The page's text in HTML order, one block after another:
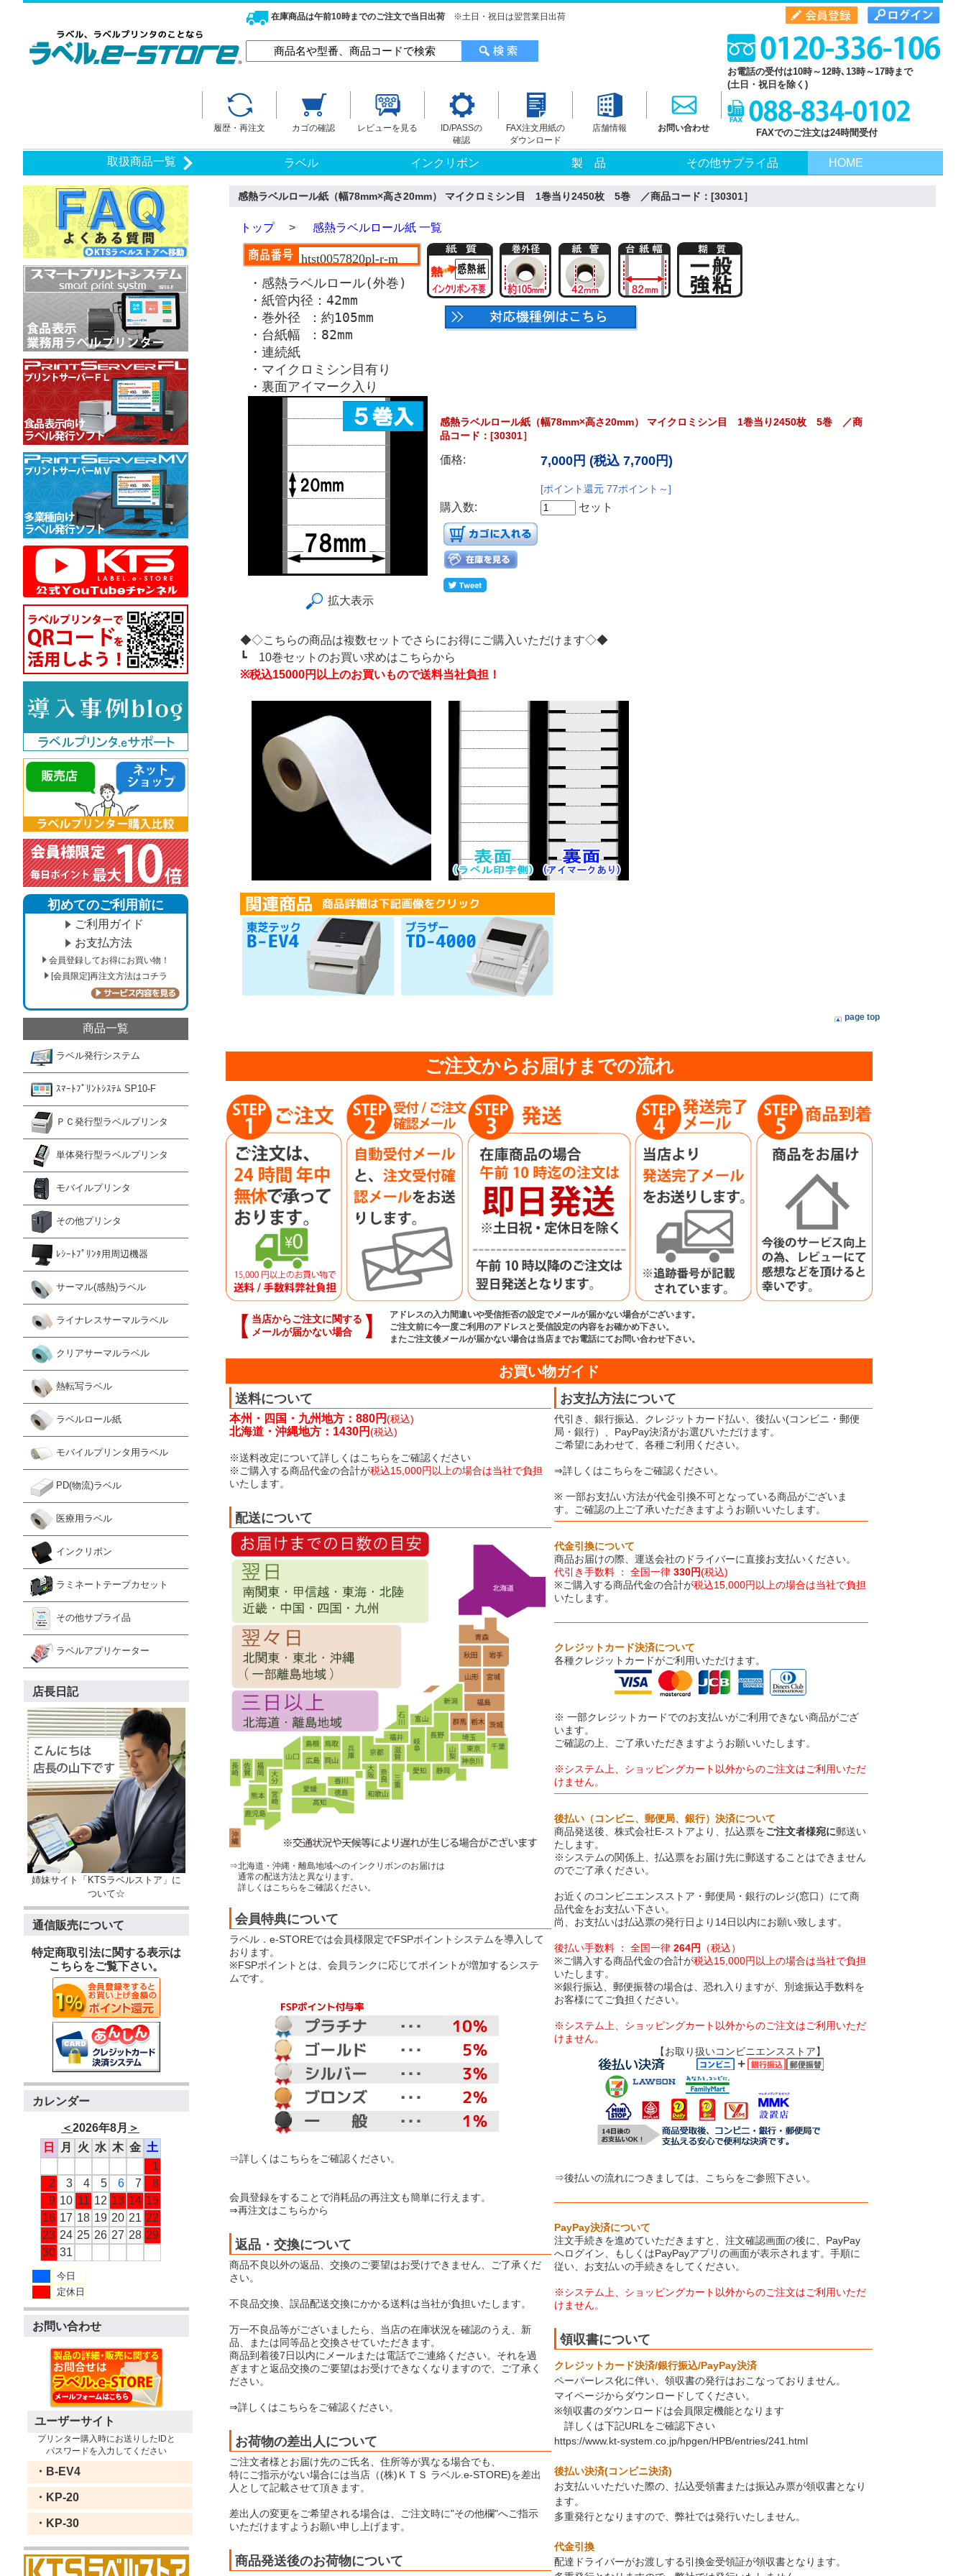
在庫商品は午前10時までのご注文で当日出荷 ※土日・祝日は翌営業日出荷
お電話の受付は10時～12時､13時～17時まで
(土日・祝日を除く)
履歴・再注文 カゴの確認 レビューを見る
ID/PASSの
確認
FAX注文用紙の
ダウンロード
店舗情報 お問い合わせ FAXでのご注文は24時間受付
取扱商品一覧 ラベル インクリボン 製 品 その他サプライ品 HOME
初めてのご利用前に
ご利用ガイド
お支払方法
会員登録してお得にお買い物！
[会員限定]再注文方法はコチラ
商品一覧
ラベル発行システム
ｽﾏｰﾄﾌﾟﾘﾝﾄｼｽﾃﾑ SP10-F
ＰＣ発行型ラベルプリンタ
単体発行型ラベルプリンタ
モバイルプリンタ
その他プリンタ
ﾚｼｰﾄﾌﾟﾘﾝﾀ用周辺機器
サーマル(感熱)ラベル
ライナレスサーマルラベル
クリアサーマルラベル
熱転写ラベル
ラベルロール紙
モバイルプリンタ用ラベル
PD(物流)ラベル
医療用ラベル
インクリボン
ラミネートテープカセット
その他サプライ品
ラベルアプリケーター
店長日記
姉妹サイト「KTSラベルストア」に
ついて☆
通信販売について
特定商取引法に関する表示は
こちらをご覧下さい。
カレンダー
＜2026年8月 ＞
日
月 火 水 木 金 土
1
2
3 4 5 6 7
8
9 10 11 12 13 14 15
16 17 18 19 20 21 22
23 24 25 26 27 28 29
30 31
今日
定休日
お問い合わせ
ユーザーサイト
プリンター購入時にお送りしたIDと
パスワードを入力してください
・B-EV4
・KP-20
・KP-30
感熱ラベルロール紙（幅78mm×高さ20mm） マイクロミシン目 1巻当り2450枚 5巻 ／商品コード：[30301］
トップ> 感熱ラベルロール紙 一覧
htst0057820pl-r-m
・感熱ラベルロール(外巻)
・紙管内径：42mm
・巻外径 ：約105mm
・台紙幅 ：82mm
・連続紙
・マイクロミシン目有り
・裏面アイマーク入り
拡大表示
感熱ラベルロール紙（幅78mm×高さ20mm） マイクロミシン目 1巻当り2450枚 5巻 ／商
品コード：[30301］
価格: 7,000円 (税込 7,700円)
[ポイント還元 77ポイント～]
購入数: セット
◆◇こちらの商品は複数セットでさらにお得にご購入いただけます◇◆
┗ 10巻セットのお買い求めはこちらから
※税込15000円以上のお買いもので送料当社負担！
page top
ご注文からお届けまでの流れ
【 当店からご注文に関する
メールが届かない場合
】
アドレスの入力間違いや受信拒否の設定でメールが届かない場合がございます。
ご注文前に今一度ご利用のアドレスと受信設定の内容をお確かめ下さい。
またご注文後メールが届かない場合は当店までお電話にてお問い合わせ下さい。
お買い物ガイド
送料について
本州・四国・九州地方：880円(税込)
北海道・沖縄地方：1430円(税込)
※送料改定について詳しくはこちらをご確認ください
※ご購入する商品代金の合計が税込15,000円以上の場合は当社で負担
いたします。
配送について
⇒北海道・沖縄・離島地域へのインクリボンのお届けは
通常の配送方法と異なります。
詳しくはこちらをご確認ください。
会員特典について
ラベル．e-STOREでは会員様限定でFSPポイントシステムを導入して
おります。
※FSPポイントとは、会員ランクに応じてポイントが増加するシステ
ムです。
⇒詳しくはこちらをご確認ください。
会員登録をすることで消耗品の再注文も簡単に行えます。
⇒再注文はこちらから
返品・交換について
商品不良以外の返品、交換のご要望はお受けできません、ご了承くだ
さい。
不良品交換、誤品配送交換にかかる送料は当社が負担いたします。
万一不良品等がございましたら、当店の在庫状況を確認のうえ、新
品、または同等品と交換させていただきます。
商品到着後7日以内にメールまたは電話でご連絡ください。それを過
ぎますと返品交換のご要望はお受けできなくなりますので、ご了承く
ださい。
⇒詳しくはこちらをご確認ください。
お荷物の差出人について
ご注文者様とお届け先のご氏名、住所等が異なる場合でも、
特にご指示がない場合には当店（(株)ＫＴＳ ラベル.e-STORE)を差出
人として記載させて頂きます。
差出人の変更をご希望される場合は、ご注文時に"その他欄"へご指示
いただけますようお願い申し上げます。
商品発送後のお荷物について
お支払方法について
代引き、銀行振込、クレジットカード払い、後払い(コンビニ・郵便
局・銀行）、PayPay決済がお選びいただけます。
ご希望にあわせて、各種ご利用ください。
⇒詳しくはこちらをご確認ください。
※ 一部お支払い方法が代金引換不可となっている商品がございま
す。ご確認の上ご了承いただきますようお願いいたします。
代金引換について
商品お届けの際、運送会社のドライバーに直接お支払いください。
代引き手数料 ： 全国一律 330円(税込)
※ご購入する商品代金の合計が税込15,000円以上の場合は当社で負担
いたします。
クレジットカード決済について
各種クレジットカードがご利用いただけます。
※ 一部クレジットカードでのお支払いがご利用できない商品がござ
います。
ご確認の上、ご了承いただきますようお願いいたします。
※システム上、ショッピングカート以外からのご注文はご利用いただ
けません。
後払い（コンビニ、郵便局、銀行）決済について
商品発送後、株式会社E-ストアより、払込票をご注文者様宛に郵送い
たします。
※システムの関係上、払込票をお届け先に郵送することはできません
のでご了承ください。
お近くのコンビニエンスストア・郵便局・銀行のレジ(窓口）にて商
品代金をお支払い下さい。
尚、お支払いは払込票の発行日より14日以内にお願い致します。
後払い手数料 ： 全国一律 264円 （税込）
※ご購入する商品代金の合計が税込15,000円以上の場合は当社で負担
いたします。
※銀行振込、郵便振替の場合は、恐れ入りますが、別途振込手数料を
お客様にてご負担ください。
※システム上、ショッピングカート以外からのご注文はご利用いただ
けません。
【お取り扱いコンビニエンスストア】
⇒後払いの流れにつきましては、こちらをご参照下さい。
PayPay決済について
注文手続きを進めていただきますと、注文確認画面の後に、PayPay
へログイン、もしくはPayPayアプリの画面が表示されます。手順に
従い、お支払いの手続きをしてください。
※システム上、ショッピングカート以外からのご注文はご利用いただ
けません。
領収書について
クレジットカード決済/銀行振込/PayPay決済
ペーパーレス化に伴い、領収書の発行はおこなっておりません。
マイページからダウンロードしてください。
※領収書のダウンロードは会員限定機能となります
詳しくは下記URLをご確認下さい
https://www.kt-system.co.jp/hpgen/HPB/entries/241.html
後払い決済(コンビニ決済)
お支払いいただいた際の、払込受領書または振込み票が領収書となり
ます。
多重発行となりますので、弊社では発行いたしません。
代金引換
配達ドライバーがお渡しする引換金受領証が領収書となります。